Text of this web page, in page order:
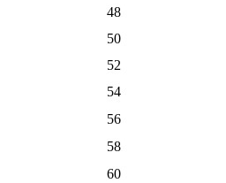
48
50
52
54
56
58
60